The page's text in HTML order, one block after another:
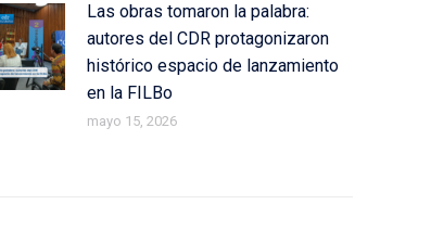
Las obras tomaron la palabra:
autores del CDR protagonizaron
histórico espacio de lanzamiento
en la FILBo
mayo 15, 2026